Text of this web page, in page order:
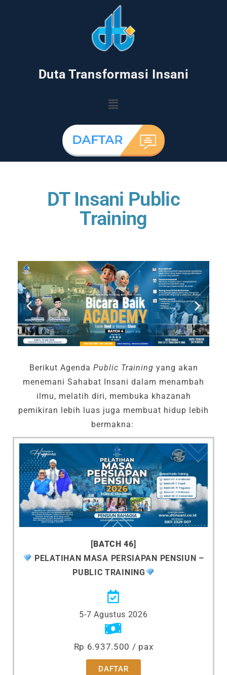
Duta Transformasi Insani
DT Insani Public
Training
Berikut Agenda Public Training yang akan
menemani Sahabat Insani dalam menambah
ilmu, melatih diri, membuka khazanah
pemikiran lebih luas juga membuat hidup lebih
bermakna:
[BATCH 46]
PELATIHAN MASA PERSIAPAN PENSIUN –
PUBLIC TRAINING
5-7 Agustus 2026
Rp 6.937.500 / pax
DAFTAR